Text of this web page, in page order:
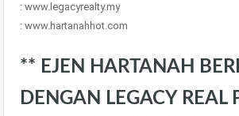
: www.legacyrealty.my
: www.hartanahhot.com
** EJEN HARTANAH
DENGAN LEGACY REAL